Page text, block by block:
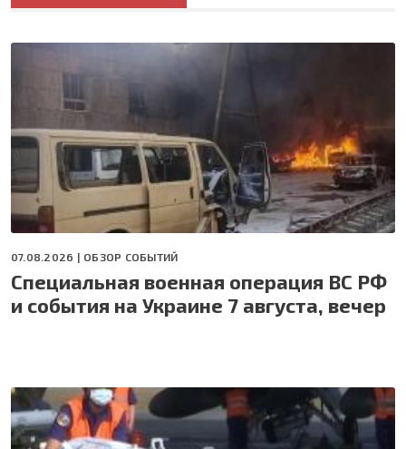
07.08.2026 | ОБЗОР СОБЫТИЙ
Специальная военная операция ВС РФ
и события на Украине 7 августа, вечер